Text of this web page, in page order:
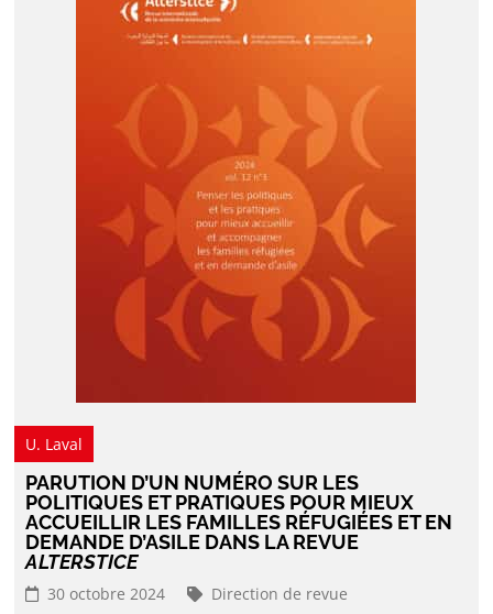
U. Laval
PARUTION D’UN NUMÉRO SUR LES
POLITIQUES ET PRATIQUES POUR MIEUX
ACCUEILLIR LES FAMILLES RÉFUGIÉES ET EN
DEMANDE D’ASILE DANS LA REVUE
ALTERSTICE
30 octobre 2024
Direction de revue